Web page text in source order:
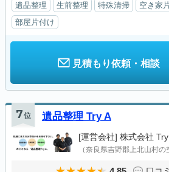
遺品整理 生前整理 特殊清掃 空き家
部屋片付け
見積もり依頼・相談
7位 遺品整理 Try A
[運営会社] 株式会社
（奈良県吉野郡上北山村の